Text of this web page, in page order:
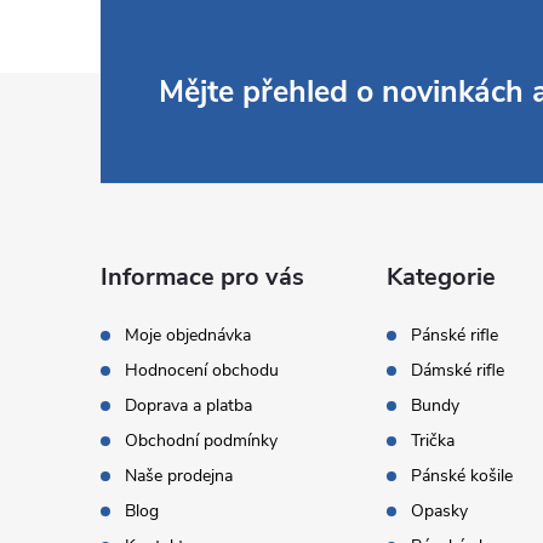
Mějte přehled o novinkách
Informace pro vás
Moje objednávka
Hodnocení obchodu
Doprava a platba
Obchodní podmínky
Naše prodejna
Blog
Kategorie
Pánské rifle
Dámské rifle
Bundy
Trička
Pánské košile
Opasky